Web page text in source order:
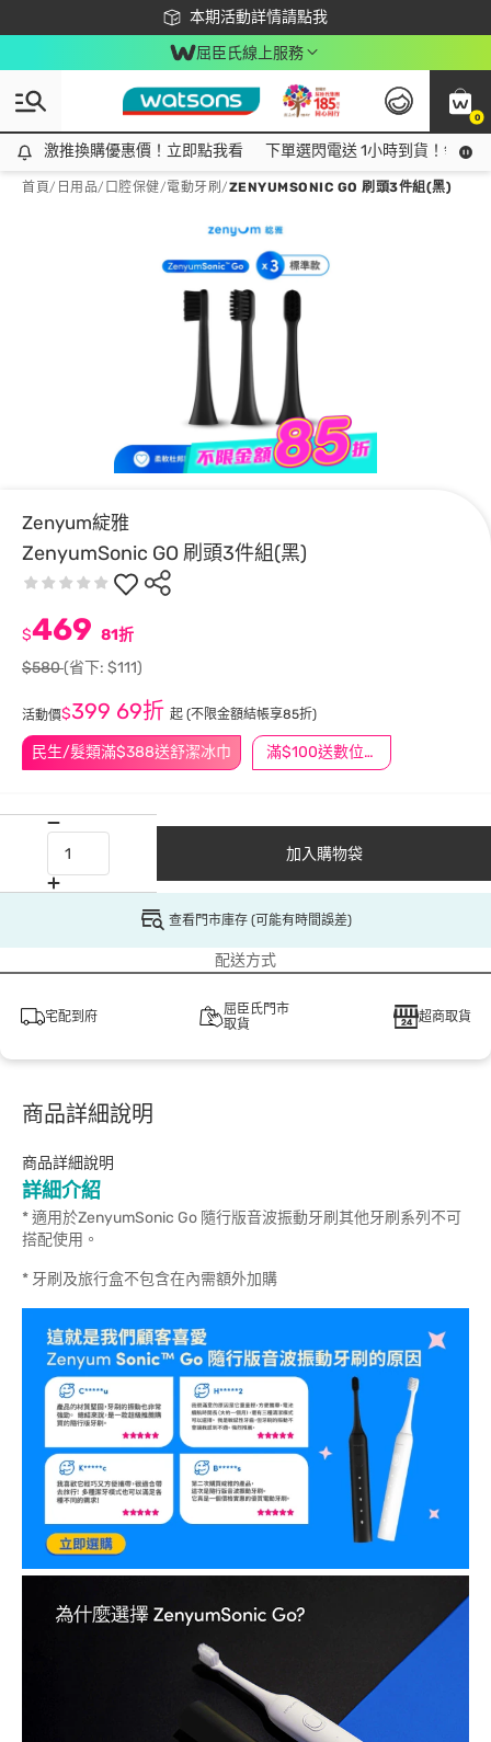
本期活動詳情請點我
下載app最高回饋$350
屈臣氏線上服務
0
激推換購優惠價！立即點我看
激推換購優惠價！立即點我看 下單選閃電送 1小時到貨！領神
首頁/ 日用品/ 口腔保健/電動牙刷 /ZENYUMSONIC GO 刷頭3件組(黑)
Zenyum綻雅
ZenyumSonic GO 刷頭3件組(黑)
民生/髮類滿$388送舒潔冰巾 滿$100送數位印花
$469 81折
$580(省下: $111)
活動價$399 69折 起 (不限金額結帳享85折)
加入購物袋
查看門市庫存 (可能有時間誤差)
配送方式
宅配到府
屈臣氏門市
取貨
超商取貨
商品詳細說明
商品詳細說明
詳細介紹
* 適用於ZenyumSonic Go 隨行版音波振動牙刷其他牙刷系列不可
搭配使用。
* 牙刷及旅行盒不包含在內需額外加購